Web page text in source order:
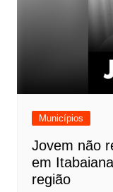
Municípios
Jovem não
em
região